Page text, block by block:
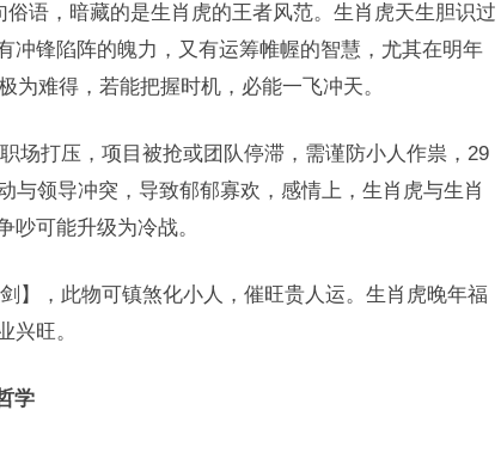
俗语，暗藏的是生肖虎的王者风范。生肖虎天生胆识过
冲锋陷阵的魄力，又有运筹帷幄的智慧，尤其在明年
为难得，若能把握时机，必能一飞冲天。
场打压，项目被抢或团队停滞，需谨防小人作祟，29
与领导冲突，导致郁郁寡欢，感情上，生肖虎与生肖
吵可能升级为冷战。
】，此物可镇煞化小人，催旺贵人运。生肖虎晚年福
兴旺。
学